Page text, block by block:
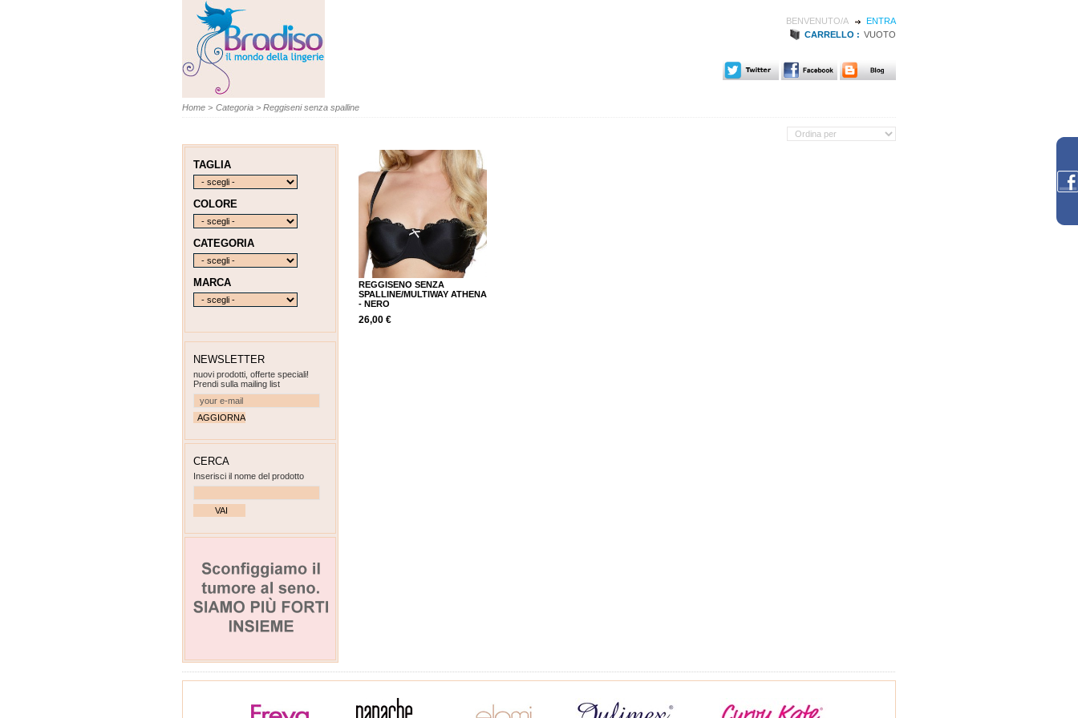
BENVENUTO/A
ENTRA
CARRELLO : VUOTO
Home > Categoria > Reggiseni senza spalline
REGGISENO SENZA
SPALLINE/MULTIWAY ATHENA
- NERO
26,00 €
TAGLIA
COLORE
CATEGORIA
MARCA
NEWSLETTER
nuovi prodotti, offerte speciali!
Prendi sulla mailing list
CERCA
Inserisci il nome del prodotto